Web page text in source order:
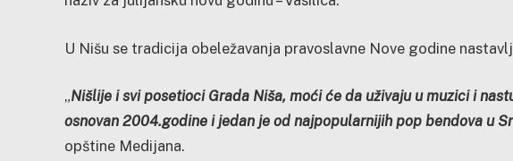
U Nišu se tradicija obeležavanja pravoslavne Nove godine
„Nišlije i svi posetioci Grada Niša, moći će da uživaju u muzici i
osnovan 2004.godine i jedan je od najpopularnijih pop bendova u
opštine Medijana.